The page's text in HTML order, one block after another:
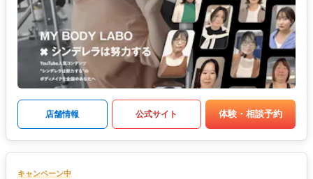
店舗情報 公式サイト 体験・相談予約
キャンペーン中